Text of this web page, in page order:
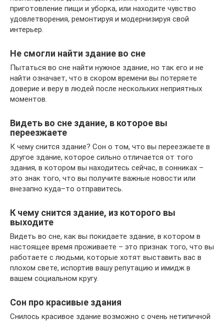
приготовление пищи и уборка, или находите чувство
удовлетворения, ремонтируя и модернизируя свой
интерьер.
Не смогли найти здание во сне
Пытаться во сне найти нужное здание, но так его и не
найти означает, что в скором времени вы потеряете
доверие и веру в людей после нескольких неприятных
моментов.
Видеть во сне здание, в которое вы
переезжаете
К чему снится здание? Сон о том, что вы переезжаете в
другое здание, которое сильно отличается от того
здания, в котором вы находитесь сейчас, в сонниках –
это знак того, что вы получите важные новости или
внезапно куда–то отправитесь.
К чему снится здание, из которого вы
выходите
Видеть во сне, как вы покидаете здание, в котором в
настоящее время проживаете – это признак того, что вы
работаете с людьми, которые хотят выставить вас в
плохом свете, испортив вашу репутацию и имидж в
вашем социальном кругу.
Сон про красивые здания
Снилось красивое здание возможно с очень нетипичной